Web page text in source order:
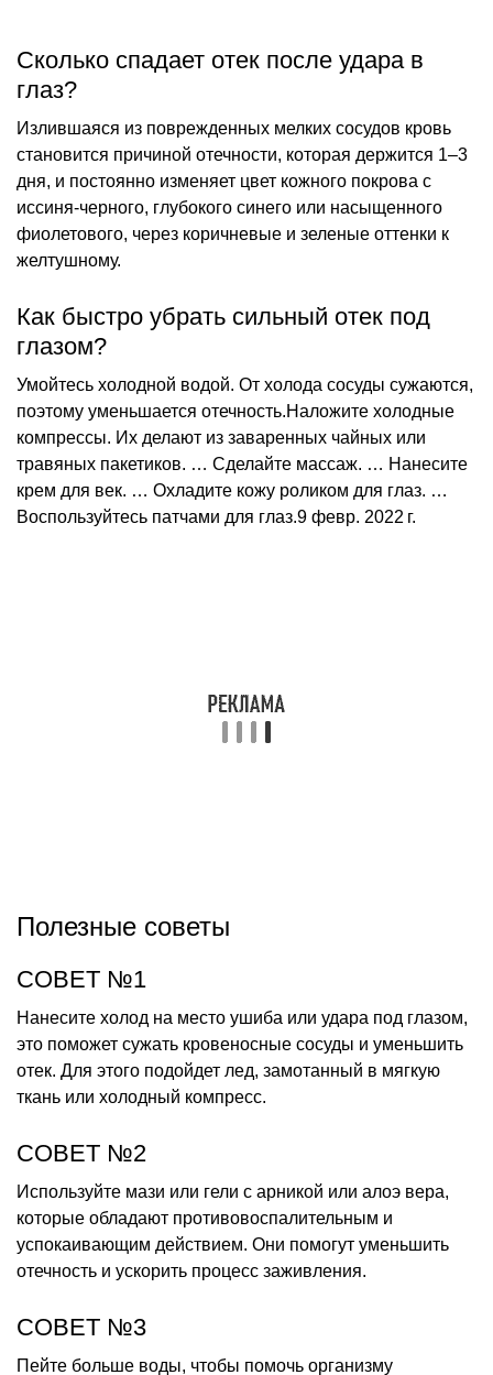
Сколько спадает отек после удара в
глаз?
Излившаяся из поврежденных мелких сосудов кровь
становится причиной отечности, которая держится 1–3
дня, и постоянно изменяет цвет кожного покрова с
иссиня-черного, глубокого синего или насыщенного
фиолетового, через коричневые и зеленые оттенки к
желтушному.
Как быстро убрать сильный отек под
глазом?
Умойтесь холодной водой. От холода сосуды сужаются,
поэтому уменьшается отечность.Наложите холодные
компрессы. Их делают из заваренных чайных или
травяных пакетиков. … Сделайте массаж. … Нанесите
крем для век. … Охладите кожу роликом для глаз. …
Воспользуйтесь патчами для глаз.9 февр. 2022 г.
Полезные советы
СОВЕТ №1
Нанесите холод на место ушиба или удара под глазом,
это поможет сужать кровеносные сосуды и уменьшить
отек. Для этого подойдет лед, замотанный в мягкую
ткань или холодный компресс.
СОВЕТ №2
Используйте мази или гели с арникой или алоэ вера,
которые обладают противовоспалительным и
успокаивающим действием. Они помогут уменьшить
отечность и ускорить процесс заживления.
СОВЕТ №3
Пейте больше воды, чтобы помочь организму